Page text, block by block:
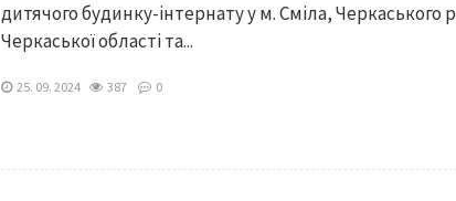
дитячого будинку-інтернату у м. Сміла, Черкаського
Черкаської області та...
25. 09. 2024 387 0